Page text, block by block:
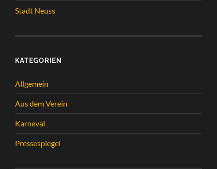
Stadt Neuss
KATEGORIEN
Allgemein
Aus dem Verein
Karneval
Pressespiegel